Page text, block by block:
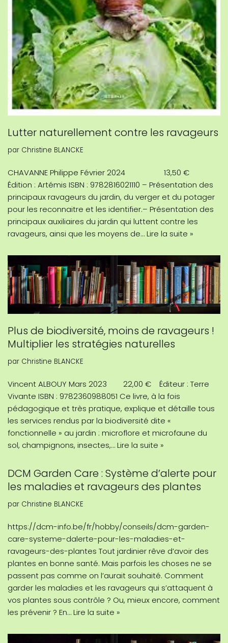
Lutter naturellement contre les ravageurs
par Christine BLANCKE
CHAVANNE Philippe Février 2024 13,50 €
Édition : Artémis ISBN : 9782816021110 – Présentation des
principaux ravageurs du jardin, du verger et du potager
pour les reconnaitre et les identifier.– Présentation des
principaux auxiliaires du jardin qui luttent contre les
ravageurs, ainsi que les moyens de…Lire la suite »
Plus de biodiversité, moins de ravageurs !
Multiplier les stratégies naturelles
par Christine BLANCKE
Vincent ALBOUY Mars 2023 22,00 € Éditeur : Terre
Vivante ISBN : 9782360988051 Ce livre, à la fois
pédagogique et très pratique, explique et détaille tous
les services rendus par la biodiversité dite «
fonctionnelle » au jardin : microflore et microfaune du
sol, champignons, insectes,…Lire la suite »
DCM Garden Care : Système d’alerte pour
les maladies et ravageurs des plantes
par Christine BLANCKE
https://dcm-info.be/fr/hobby/conseils/dcm-garden-
care-systeme-dalerte-pour-les-maladies-et-
ravageurs-des-plantes Tout jardinier rêve d’avoir des
plantes en bonne santé. Mais parfois les choses ne se
passent pas comme on l’aurait souhaité. Comment
garder les maladies et les ravageurs qui s’attaquent à
vos plantes sous contrôle ? Ou, mieux encore, comment
les prévenir ? En…Lire la suite »